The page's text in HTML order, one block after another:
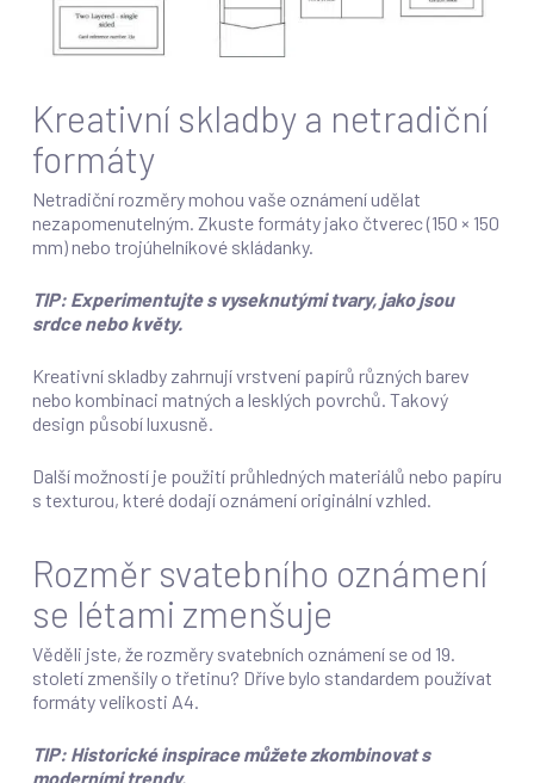
Kreativní skladby a netradiční
formáty
Netradiční rozměry mohou vaše oznámení udělat
nezapomenutelným. Zkuste formáty jako čtverec (150 × 150
mm) nebo trojúhelníkové skládanky.
TIP: Experimentujte s vyseknutými tvary, jako jsou
srdce nebo květy.
Kreativní skladby zahrnují vrstvení papírů různých barev
nebo kombinaci matných a lesklých povrchů. Takový
design působí luxusně.
Další možností je použití průhledných materiálů nebo papíru
s texturou, které dodají oznámení originální vzhled.
Rozměr svatebního oznámení
se létami zmenšuje
Věděli jste, že rozměry svatebních oznámení se od 19.
století zmenšily o třetinu? Dříve bylo standardem používat
formáty velikosti A4.
TIP: Historické inspirace můžete zkombinovat s
moderními trendy.